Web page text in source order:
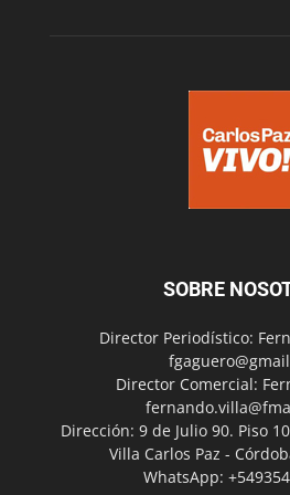
SOBRE
Director Periodístico:
Director Comercial:
Dirección: 9 de Julio 90. Piso
Villa Carlos Paz -
WhatsApp: